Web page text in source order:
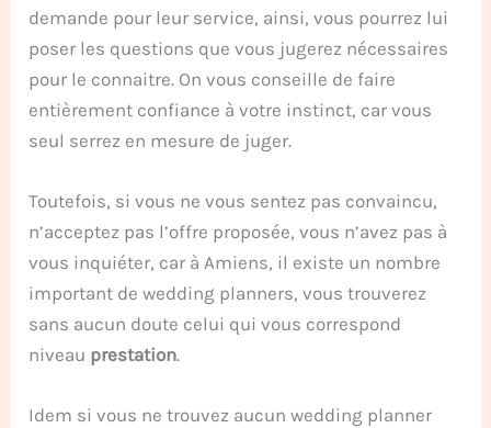
demande pour leur service, ainsi, vous pourrez lui
poser les questions que vous jugerez nécessaires
pour le connaitre. On vous conseille de faire
entièrement confiance à votre instinct, car vous
seul serrez en mesure de juger.
Toutefois, si vous ne vous sentez pas convaincu,
n’acceptez pas l’offre proposée, vous n’avez pas à
vous inquiéter, car à Amiens, il existe un nombre
important de wedding planners, vous trouverez
sans aucun doute celui qui vous correspond
niveau prestation.
Idem si vous ne trouvez aucun wedding planner